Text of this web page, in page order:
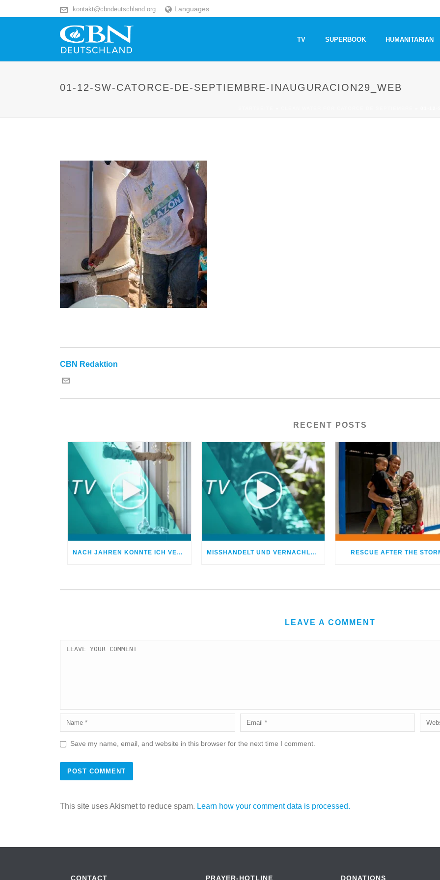
kontakt@cbndeutschland.org Languages
TV SUPERBOOK HUMANITARIAN
01-12-SW-CATORCE-DE-SEPTIEMBRE-INAUGURACION29_WEB
CBN Redaktion
RECENT POSTS
NACH JAHREN KONNTE ICH VERGEBEN MISSHANDELT UND VERNACHLÄSSIGT – DOCH GOTT HEILTE MEINE WUNDEN RESCUE AFTER THE
LEAVE A COMMENT
Save my name, email, and website in this browser for the next time I comment.
This site uses Akismet to reduce spam. Learn how your comment data is processed.
CONTACT PRAYER-HOTLINE DONATIONS